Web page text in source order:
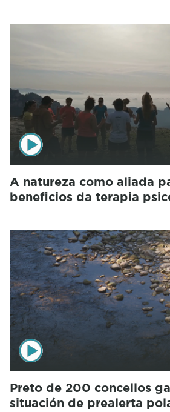
A natureza como aliada
beneficios da terapia
Preto de 200 concellos
situación de prealerta